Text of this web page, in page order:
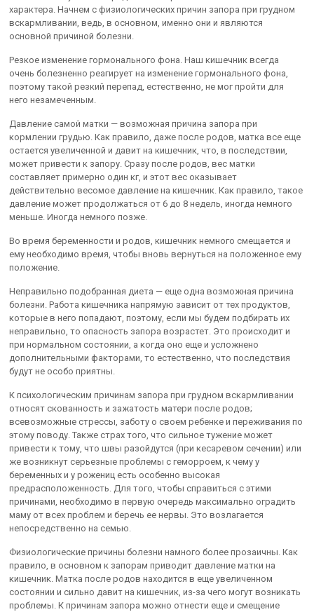
характера. Начнем с физиологических причин запора при грудном
вскармливании, ведь, в основном, именно они и являются
основной причиной болезни.
Резкое изменение гормонального фона. Наш кишечник всегда
очень болезненно реагирует на изменение гормонального фона,
поэтому такой резкий перепад, естественно, не мог пройти для
него незамеченным.
Давление самой матки — возможная причина запора при
кормлении грудью. Как правило, даже после родов, матка все еще
остается увеличенной и давит на кишечник, что, в последствии,
может привести к запору. Сразу после родов, вес матки
составляет примерно один кг, и этот вес оказывает
действительно весомое давление на кишечник. Как правило, такое
давление может продолжаться от 6 до 8 недель, иногда немного
меньше. Иногда немного позже.
Во время беременности и родов, кишечник немного смещается и
ему необходимо время, чтобы вновь вернуться на положенное ему
положение.
Неправильно подобранная диета — еще одна возможная причина
болезни. Работа кишечника напрямую зависит от тех продуктов,
которые в него попадают, поэтому, если мы будем подбирать их
неправильно, то опасность запора возрастет. Это происходит и
при нормальном состоянии, а когда оно еще и усложнено
дополнительными факторами, то естественно, что последствия
будут не особо приятны.
К психологическим причинам запора при грудном вскармливании
относят скованность и зажатость матери после родов;
всевозможные стрессы, заботу о своем ребенке и переживания по
этому поводу. Также страх того, что сильное тужение может
привести к тому, что швы разойдутся (при кесаревом сечении) или
же возникнут серьезные проблемы с геморроем, к чему у
беременных и у рожениц есть особенно высокая
предрасположенность. Для того, чтобы справиться с этими
причинами, необходимо в первую очередь максимально оградить
маму от всех проблем и беречь ее нервы. Это возлагается
непосредственно на семью.
Физиологические причины болезни намного более прозаичны. Как
правило, в основном к запорам приводит давление матки на
кишечник. Матка после родов находится в еще увеличенном
состоянии и сильно давит на кишечник, из-за чего могут возникать
проблемы. К причинам запора можно отнести еще и смещение